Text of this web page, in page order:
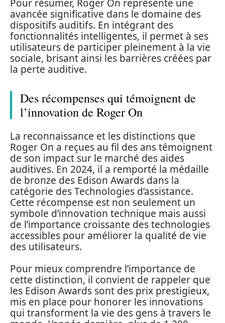
Pour résumer, Roger On représente une
avancée significative dans le domaine des
dispositifs auditifs. En intégrant des
fonctionnalités intelligentes, il permet à ses
utilisateurs de participer pleinement à la vie
sociale, brisant ainsi les barrières créées par
la perte auditive.
Des récompenses qui témoignent de
l’innovation de Roger On
La reconnaissance et les distinctions que
Roger On a reçues au fil des ans témoignent
de son impact sur le marché des aides
auditives. En 2024, il a remporté la médaille
de bronze des Edison Awards dans la
catégorie des Technologies d’assistance.
Cette récompense est non seulement un
symbole d’innovation technique mais aussi
de l’importance croissante des technologies
accessibles pour améliorer la qualité de vie
des utilisateurs.
Pour mieux comprendre l’importance de
cette distinction, il convient de rappeler que
les Edison Awards sont des prix prestigieux,
mis en place pour honorer les innovations
qui transforment la vie des gens à travers le